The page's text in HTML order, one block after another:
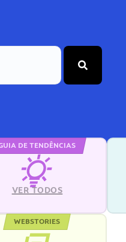
DE TENDÊNCIAS
VER TODOS
WEBSTORIES